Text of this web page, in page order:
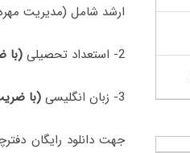
ارشد شامل (مدیریت
2- استعداد تحصیلی (با
3- زبان انگلیسی (با ضریب